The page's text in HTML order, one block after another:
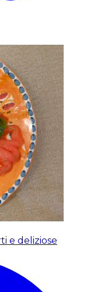
e deliziose